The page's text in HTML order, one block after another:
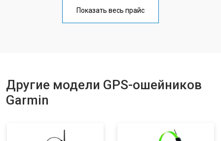
Показать весь прайс
Другие модели GPS-ошейников
Garmin